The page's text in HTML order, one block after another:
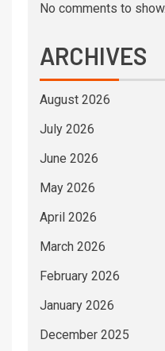
No comments to show.
ARCHIVES
August 2026
July 2026
June 2026
May 2026
April 2026
March 2026
February 2026
January 2026
December 2025